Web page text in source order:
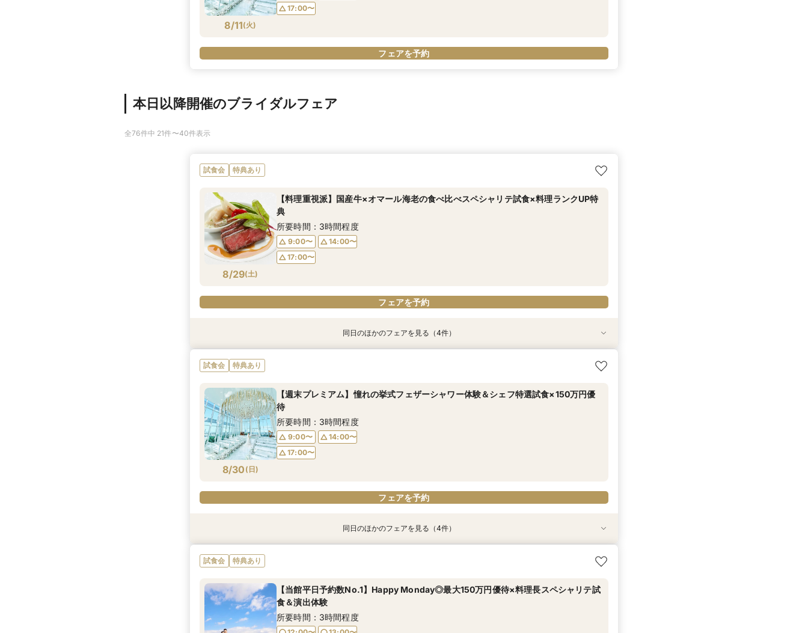
8/11(火)
17:00〜
フェアを予約
本日以降開催のブライダルフェア
全76件中 21件〜40件表示
試食会 特典あり
8/29(土)
【料理重視派】国産牛×オマール海老の食べ比べスペシャリテ試食×料理ランクUP特
典
所要時間：3時間程度
9:00〜
14:00〜
17:00〜
フェアを予約
8/29(土)
9:00〜
14:00〜
8/29(土)
17:00〜
17:30〜
8/29(土)
9:00〜
14:00〜
8/29(土)
【愛犬と叶えるペット婚】リングドッグ＆足形スタンプ×厳選試食＆20万円分のワン
所要時間：3時間程度
17:00〜
同日のほかのフェアを見る（4件）
試食会 特典あり
8/30 ( 日)
【週末プレミアム】憧れの挙式フェザーシャワー体験＆シェフ特選試食×150万円優
待
所要時間：3時間程度
9:00〜
14:00〜
17:00〜
フェアを予約
9:00〜
14:00〜
17:00〜
17:00〜
17:30〜
18:00〜
9:00〜
14:00〜
17:00〜
【愛犬と叶えるペット婚】リングドッグ＆足形スタンプ×厳選試食＆20万円分のワン
所要時間：3時間程度
9:00〜
17:00〜
同日のほかのフェアを見る（4件）
試食会 特典あり
【当館平日予約数No.1】Happy Monday◎最大150万円優待×料理長スペシャリテ試
食＆演出体験
所要時間：3時間程度